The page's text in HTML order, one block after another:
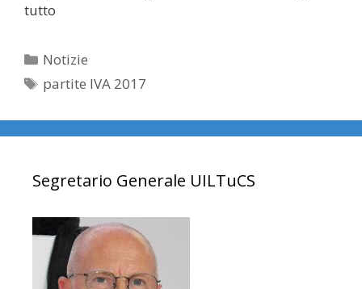
tutto
Categorie
Notizie
Tag
partite IVA 2017
Segretario Generale UILTuCS